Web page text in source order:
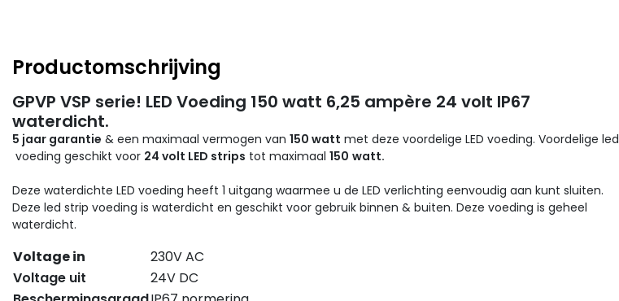
Productomschrijving
GPVP VSP serie! LED Voeding 150 watt 6,25 ampère 24 volt IP67
waterdicht.
5 jaar garantie & een maximaal vermogen van 150 watt met deze voordelige LED voeding. Voordelige led
voeding geschikt voor 24 volt LED strips tot maximaal 150 watt.
Deze waterdichte LED voeding heeft 1 uitgang waarmee u de LED verlichting eenvoudig aan kunt sluiten.
Deze led strip voeding is waterdicht en geschikt voor gebruik binnen & buiten. Deze voeding is geheel
waterdicht.
Voltage in
230V AC
Voltage uit
24V DC